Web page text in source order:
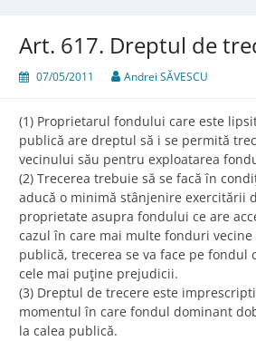
Art. 617. Dreptul de
07/05/2011 Andrei SĂVESCU
(1) Proprietarul fondului care este
publică are dreptul să i se permită
vecinului său pentru exploatarea
(2) Trecerea trebuie să se facă în
aducă o minimă stânjenire exercitării
proprietate asupra fondului ce are
cazul în care mai multe fonduri vecine
publică, trecerea se va face pe fondul
cele mai puţine prejudicii.
(3) Dreptul de trecere este
momentul în care fondul dominant
la calea publică.